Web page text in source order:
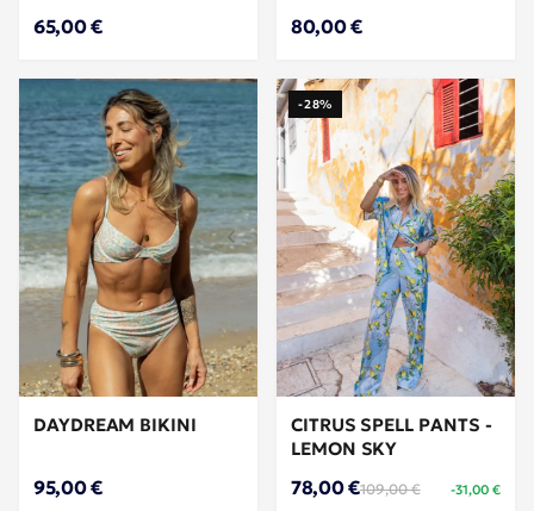
65,00 € 80,00 €
DAYDREAM BIKINI
95,00 €
-28%
CITRUS SPELL PANTS -
LEMON SKY
78,00 €109,00 € -31,00 €